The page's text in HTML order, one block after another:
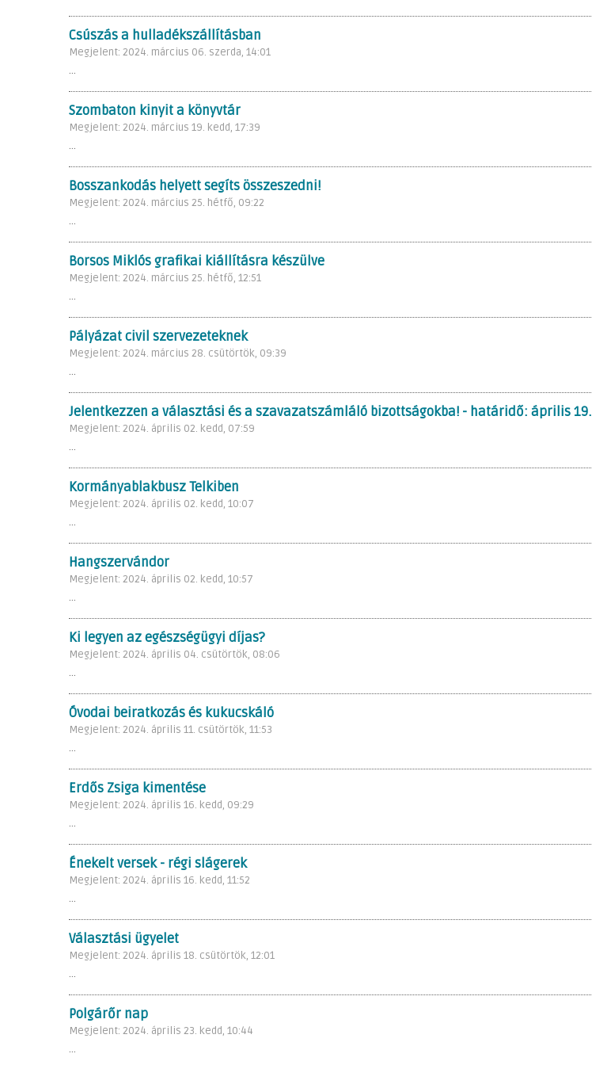
Csúszás a hulladékszállításban
Megjelent: 2024. március 06. szerda, 14:01
...
Szombaton kinyit a könyvtár
Megjelent: 2024. március 19. kedd, 17:39
...
Bosszankodás helyett segíts összeszedni!
Megjelent: 2024. március 25. hétfő, 09:22
...
Borsos Miklós grafikai kiállításra készülve
Megjelent: 2024. március 25. hétfő, 12:51
...
Pályázat civil szervezeteknek
Megjelent: 2024. március 28. csütörtök, 09:39
...
Jelentkezzen a választási és a szavazatszámláló bizottságokba! - határidő: április 19.
Megjelent: 2024. április 02. kedd, 07:59
...
Kormányablakbusz Telkiben
Megjelent: 2024. április 02. kedd, 10:07
...
Hangszervándor
Megjelent: 2024. április 02. kedd, 10:57
...
Ki legyen az egészségügyi díjas?
Megjelent: 2024. április 04. csütörtök, 08:06
...
Óvodai beiratkozás és kukucskáló
Megjelent: 2024. április 11. csütörtök, 11:53
...
Erdős Zsiga kimentése
Megjelent: 2024. április 16. kedd, 09:29
...
Énekelt versek - régi slágerek
Megjelent: 2024. április 16. kedd, 11:52
...
Választási ügyelet
Megjelent: 2024. április 18. csütörtök, 12:01
...
Polgárőr nap
Megjelent: 2024. április 23. kedd, 10:44
...